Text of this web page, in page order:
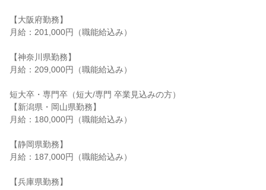
【大阪府勤務】
月給：201,000円（職能給込み）
【神奈川県勤務】
月給：209,000円（職能給込み）
短大卒・専門卒（短大/専門 卒業見込みの方）
【新潟県・岡山県勤務】
月給：180,000円（職能給込み）
【静岡県勤務】
月給：187,000円（職能給込み）
【兵庫県勤務】